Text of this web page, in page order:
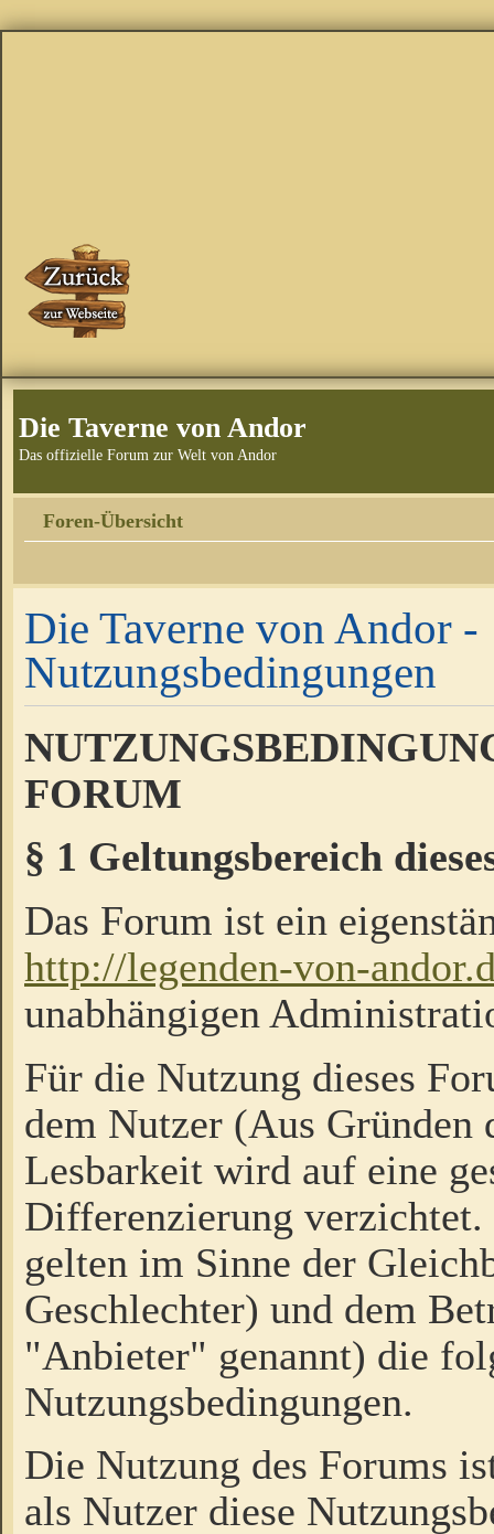
Die Taverne von Andor
Das offizielle Forum zur Welt von Andor
Foren-Übersicht
Die Taverne von Andor -
Nutzungsbedingungen
FORUM
§ 1 Geltungsbereich
Das Forum ist ein
http://legenden-von-
unabhängigen
Für die Nutzung dieses
dem Nutzer (Aus Gründen
Lesbarkeit wird auf eine
Differenzierung
gelten im Sinne der
Geschlechter) und dem
"Anbieter" genannt) die
Nutzungsbedingungen.
Die Nutzung des Forums
als Nutzer diese